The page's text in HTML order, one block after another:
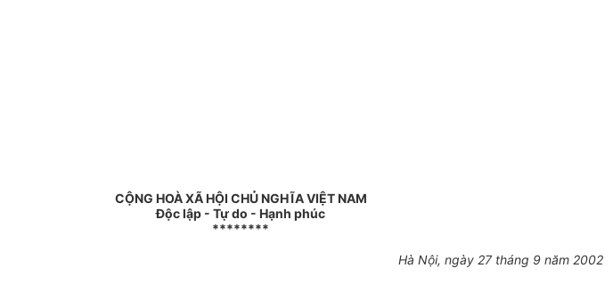
CỘNG HOÀ XÃ HỘI CHỦ NGHĨA VIỆT NAM
Độc lập - Tự do - Hạnh phúc
********
Hà Nội, ngày 27 tháng 9 năm 2002